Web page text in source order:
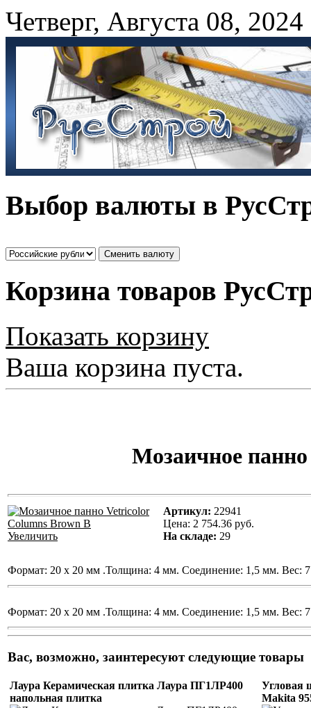
Четверг, Августа 08, 2024
Выбор валюты в
Корзина товаров
Показать корзину
Ваша корзина пуста.
Мозаичное
Увеличить
Артикул: 22941
Цена: 2 754.36 руб.
На складе: 29
Формат: 20 x 20 мм .Толщина: 4 мм. Соединение: 1,5 мм. Вес: 7
Формат: 20 x 20 мм .Толщина: 4 мм. Соединение: 1,5 мм. Вес: 7
Вас, возможно, заинтересуют следующие товары
Лаура Керамическая плитка Лаура ПГ1ЛР400
напольная плитка
Угловая
Makita